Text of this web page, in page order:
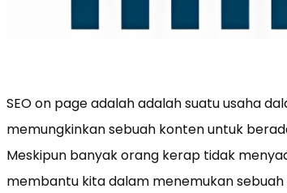
SEO on page adalah adalah suatu usaha
memungkinkan sebuah konten untuk
Meskipun banyak orang kerap tidak
membantu kita dalam menemukan